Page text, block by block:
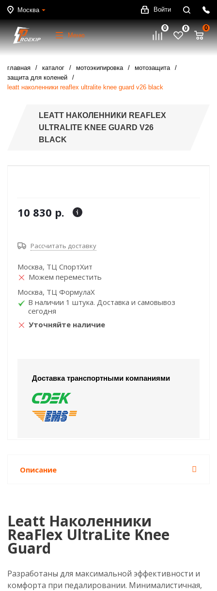
Москва Войти
Меню
0 0 0
главная каталог мотоэкипировка
мотозащита
защита для коленей
leatt наколенники reaflex ultralite knee guard v26 black
LEATT НАКОЛЕННИКИ REAFLEX
ULTRALITE KNEE GUARD V26
BLACK
10 830 р.
Рассчитать доставку
Москва, ТЦ СпортХит
Можем переместить
Москва, ТЦ ФормулаХ
В наличии 1 штука. Доставка и самовывоз
сегодня
Уточняйте наличие
Доставка транспортными компаниями
Описание
Leatt Наколенники
ReaFlex UltraLite Knee
Guard
Разработаны для максимальной эффективности и
комфорта при педалировании. Минималистичная,